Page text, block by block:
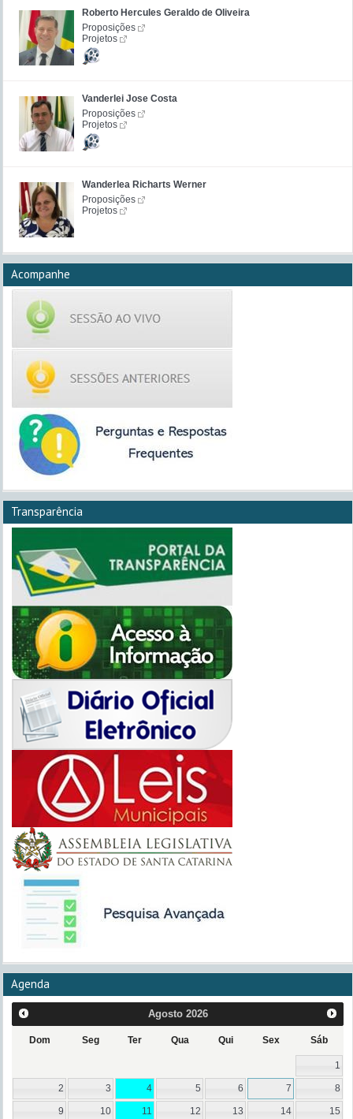
Roberto Hercules Geraldo de Oliveira
Proposições
Projetos
Vanderlei Jose Costa
Proposições
Projetos
Wanderlea Richarts Werner
Proposições
Projetos
Acompanhe
Transparência
Agenda
Agosto 2026
Dom Seg Ter Qua Qui Sex Sáb
1
2 3 4 5 6 7 8
9 10 11 12 13 14 15